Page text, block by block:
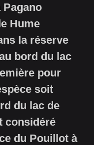
Hume
la réserve
bord du lac
pour
soit
du lac de
considéré
du Pouillot à